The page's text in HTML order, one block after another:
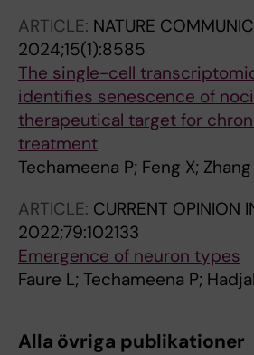
Hadjab S
ARTICLE: NATURE
2024;15(1):8585
The single-cell
identifies senescence of
therapeutical target for
treatment
Techameena P; Feng X;
ARTICLE: CURRENT OPINION
2022;79:102133
Emergence of neuron types
Faure L; Techameena P;
Alla övriga publikationer